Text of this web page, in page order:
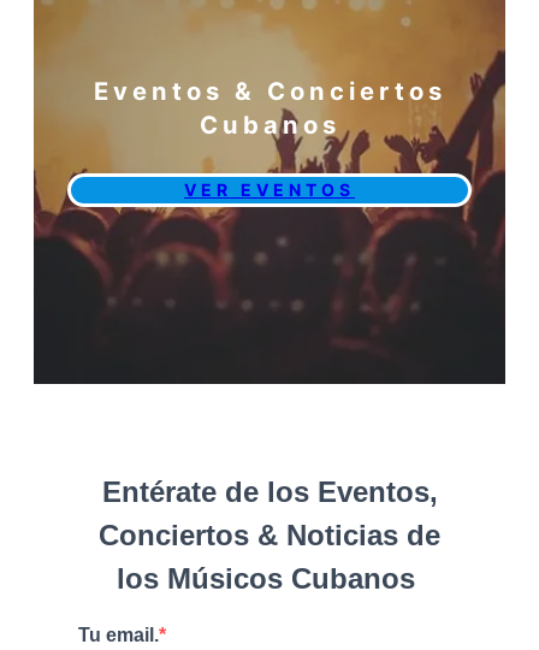
Eventos & Conciertos
Cubanos
VER EVENTOS
Entérate de los Eventos,
Conciertos & Noticias de
los Músicos Cubanos
Tu email.